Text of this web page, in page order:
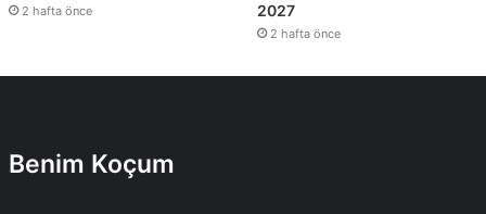
2 hafta önce
2027
2 hafta önce
Benim Koçum